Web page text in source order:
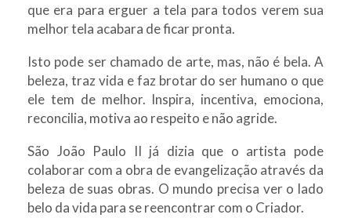
que era para erguer a tela para todos verem sua
melhor tela acabara de ficar pronta.
Isto pode ser chamado de arte, mas, não é bela. A
beleza, traz vida e faz brotar do ser humano o que
ele tem de melhor. Inspira, incentiva, emociona,
reconcilia, motiva ao respeito e não agride.
São João Paulo II já dizia que o artista pode
colaborar com a obra de evangelização através da
beleza de suas obras. O mundo precisa ver o lado
belo da vida para se reencontrar com o Criador.